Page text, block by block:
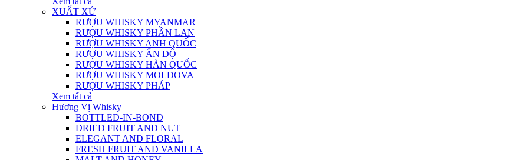
XUẤT XỨ
RƯỢU WHISKY MYANMAR
RƯỢU WHISKY PHẦN LAN
RƯỢU WHISKY ANH QUỐC
RƯỢU WHISKY ẤN ĐỘ
RƯỢU WHISKY HÀN QUỐC
RƯỢU WHISKY MOLDOVA
RƯỢU WHISKY PHÁP
Xem tất cả
Hương Vị Whisky
BOTTLED-IN-BOND
DRIED FRUIT AND NUT
ELEGANT AND FLORAL
FRESH FRUIT AND VANILLA